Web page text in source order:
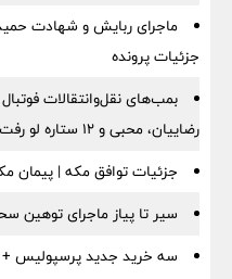
ماجرای ربایش و شهادت
جزئیات پرونده
بمب‌های نقل‌وانتقالات
رضاییان، محبی و ۱۲ ستاره لو رفت
جزئیات توافق مکه | پیمان
سیر تا پیاز ماجرای توهین
سه خرید جدید پرسپولیس